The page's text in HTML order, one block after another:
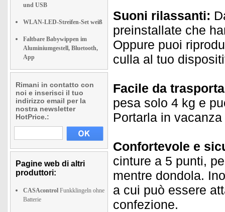
und USB
WLAN-LED-Streifen-Set weiß
Faltbare Babywippen im
Aluminiumgestell, Bluetooth,
App
Rimani in contatto con
noi e inserisci il tuo
indirizzo email per la
nostra newsletter
HotPrice.:
Pagine web di altri
produttori:
CASAcontrol Funkklingeln ohne
Batterie
Suoni rilassanti:
preinstallate che
Oppure puoi
culla al tuo
Facile da
pesa solo 4 kg e
Portarla in
Confortevole e
cinture a 5 punti,
mentre dondola.
a cui può essere
confezione.